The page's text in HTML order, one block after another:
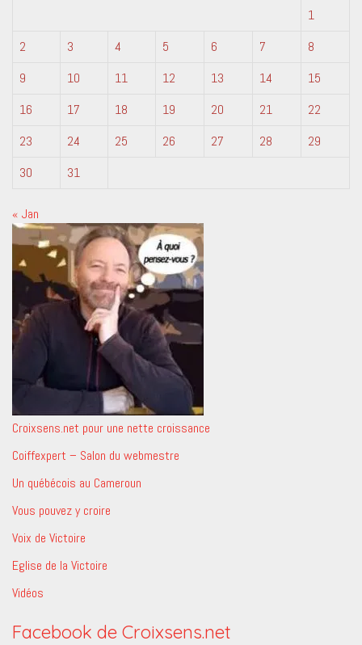
1
2
3 4 5 6 7
8
9
10 11 12 13 14
15
16
17 18 19 20 21
22
23
24 25 26 27 28
29
30
31
« Jan
Croixsens.net pour une nette croissance
Coiffexpert – Salon du webmestre
Un québécois au Cameroun
Vous pouvez y croire
Voix de Victoire
Eglise de la Victoire
Vidéos
Facebook de Croixsens.net